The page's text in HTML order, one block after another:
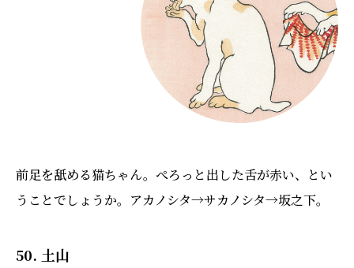
前足を舐める猫ちゃん。ぺろっと出した舌が赤い、とい
うことでしょうか。アカノシタ→サカノシタ→坂之下。
50. 土山